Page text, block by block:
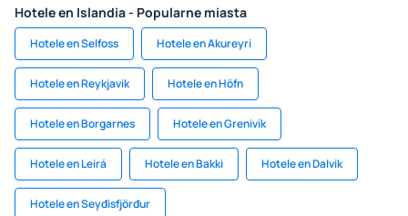
Hotele en Islandia - Popularne miasta
Hotele en Selfoss Hotele en Akureyri
Hotele en Reykjavik Hotele en Höfn
Hotele en Borgarnes Hotele en Grenivík
Hotele en Leirá Hotele en Bakki Hotele en Dalvik
Hotele en Seyđisfjörđur